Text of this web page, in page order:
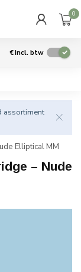
0
€Incl. btw
assortiment
Elliptical MM
– Nude